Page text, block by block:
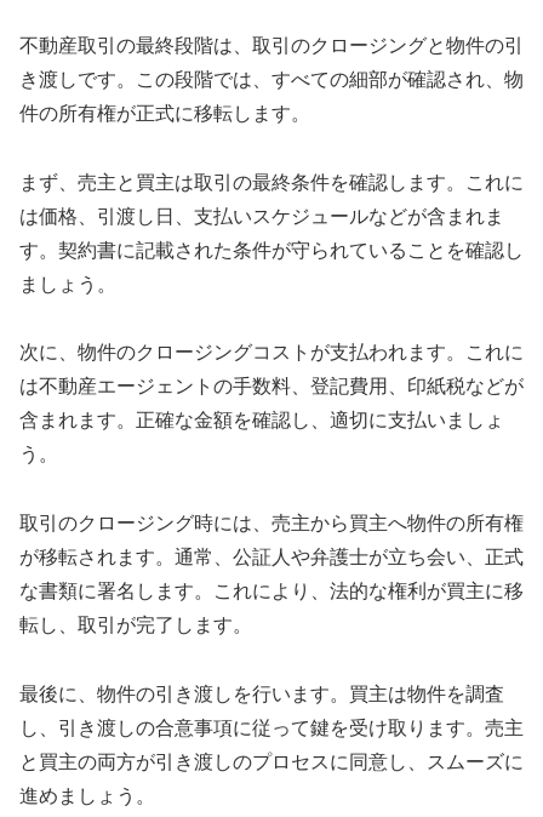
不動産取引の最終段階は、取引のクロージングと物件の引
き渡しです。この段階では、すべての細部が確認され、物
件の所有権が正式に移転します。
まず、売主と買主は取引の最終条件を確認します。これに
は価格、引渡し日、支払いスケジュールなどが含まれま
す。契約書に記載された条件が守られていることを確認し
ましょう。
次に、物件のクロージングコストが支払われます。これに
は不動産エージェントの手数料、登記費用、印紙税などが
含まれます。正確な金額を確認し、適切に支払いましょ
う。
取引のクロージング時には、売主から買主へ物件の所有権
が移転されます。通常、公証人や弁護士が立ち会い、正式
な書類に署名します。これにより、法的な権利が買主に移
転し、取引が完了します。
最後に、物件の引き渡しを行います。買主は物件を調査
し、引き渡しの合意事項に従って鍵を受け取ります。売主
と買主の両方が引き渡しのプロセスに同意し、スムーズに
進めましょう。